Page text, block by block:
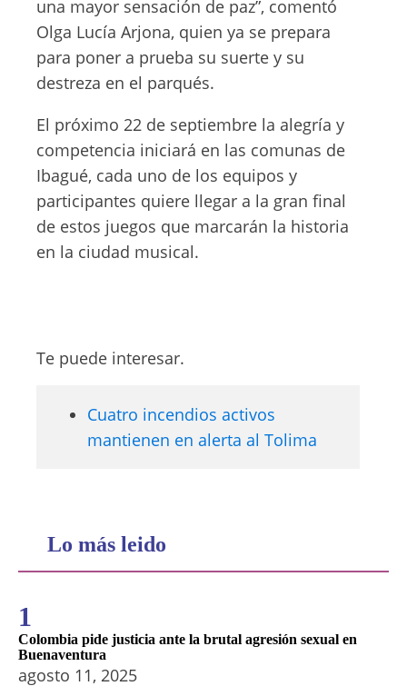
una mayor sensación de paz”, comentó
Olga Lucía Arjona, quien ya se prepara
para poner a prueba su suerte y su
destreza en el parqués.
El próximo 22 de septiembre la alegría y
competencia iniciará en las comunas de
Ibagué, cada uno de los equipos y
participantes quiere llegar a la gran final
de estos juegos que marcarán la historia
en la ciudad musical.
Te puede interesar.
Cuatro incendios activos
mantienen en alerta al Tolima
Lo más leido
1
Colombia pide justicia ante la brutal agresión sexual en
Buenaventura
agosto 11, 2025